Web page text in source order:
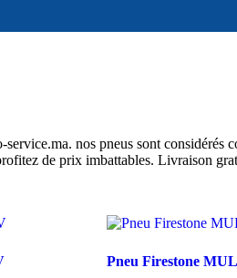
nos pneus sont
de prix imbattables. Livraison
Pneu Firestone